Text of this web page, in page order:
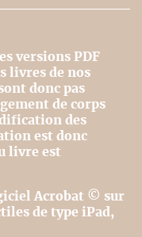
versions PDF
livres de nos
donc pas
de corps
des
est donc
livre est
Acrobat © sur
de type iPad,